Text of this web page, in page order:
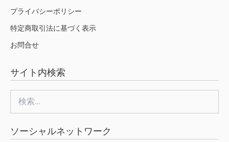
プライバシーポリシー
特定商取引法に基づく表示
お問合せ
サイト内検索
索:
ソーシャルネットワーク